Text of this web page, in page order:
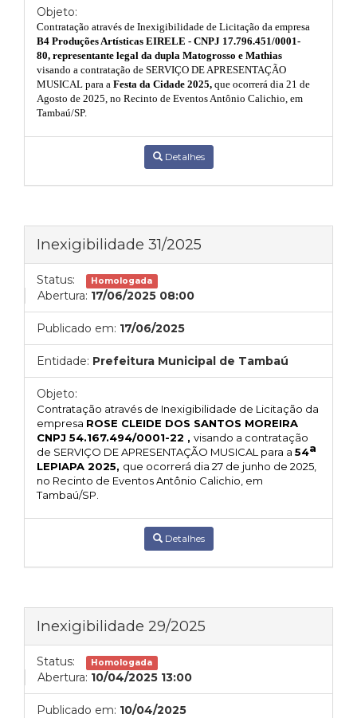
Objeto:
Contratação através de Inexigibilidade de Licitação da empresa
B4 Produções Artísticas EIRELE - CNPJ 17.796.451/0001-
80, representante legal da dupla Matogrosso e Mathias
visando a contratação de SERVIÇO DE APRESENTAÇÃO
MUSICAL para a Festa da Cidade 2025, que ocorrerá dia 21 de
Agosto de 2025, no Recinto de Eventos Antônio Calichio, em
Tambaú/SP.
Detalhes
Inexigibilidade 31/2025
Status: Homologada
Abertura: 17/06/2025 08:00
Publicado em: 17/06/2025
Entidade: Prefeitura Municipal de Tambaú
Objeto:
Contratação através de Inexigibilidade de Licitação da
empresa ROSE CLEIDE DOS SANTOS MOREIRA
CNPJ 54.167.494/0001-22 , visando a contratação
de SERVIÇO DE APRESENTAÇÃO MUSICAL para a 54a
LEPIAPA 2025, que ocorrerá dia 27 de junho de 2025,
no Recinto de Eventos Antônio Calichio, em
Tambaú/SP.
Detalhes
Inexigibilidade 29/2025
Status: Homologada
Abertura: 10/04/2025 13:00
Publicado em: 10/04/2025